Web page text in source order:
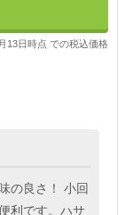
13日時点 での税込価格
の良さ！ 小回
利です。ハサ